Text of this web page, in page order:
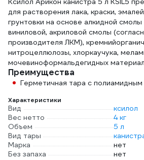
для растворения лака, краски,
грунтовки на основе алкидной смолы
виниловой, акриловой смолы
производителя ЛКМ),
нитроцеллюлозы, хлоркаучука,
мочевиноформальдегидных
Преимущества
Герметичная тара с
Характеристики
Вид
ксилол
Вес нетто
4 кг
Объем
5 л
Вид тары
Марка
нет
Без запаха
нет